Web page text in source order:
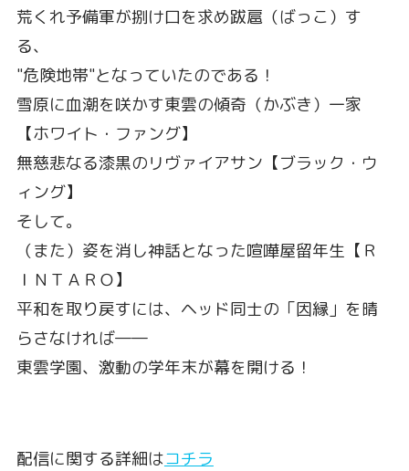
荒くれ予備軍が捌け口を求め跋扈（ばっこ）す
る、
"危険地帯"となっていたのである！
雪原に血潮を咲かす東雲の傾奇（かぶき）一家
【ホワイト・ファング】
無慈悲なる漆黒のリヴァイアサン【ブラック・ウ
ィング】
そして。
（また）姿を消し神話となった喧嘩屋留年生【Ｒ
ＩＮＴＡＲＯ】
平和を取り戻すには、ヘッド同士の「因縁」を晴
らさなければ――
東雲学園、激動の学年末が幕を開ける！
配信に関する詳細はコチラ